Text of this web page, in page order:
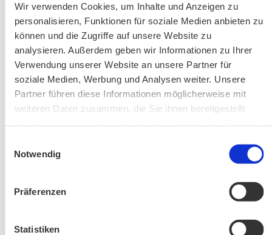
Wir verwenden Cookies, um Inhalte und Anzeigen zu
personalisieren, Funktionen für soziale Medien anbieten zu
können und die Zugriffe auf unsere Website zu
analysieren. Außerdem geben wir Informationen zu Ihrer
Verwendung unserer Website an unsere Partner für
soziale Medien, Werbung und Analysen weiter. Unsere
Partner führen diese Informationen möglicherweise mit
weiteren Daten zusammen, die Sie ihnen bereitgestellt
Notwendig
Präferenzen
Statistiken
Achtung:Bandansage mit aktuellen
Änderungen
Donnerstag vor der Veranstaltung.
Bitte beachten Sie unsere Hinweise zu
Bergausrüstung
Fahrkarten
Kontakt-Telefonnummern
AKTUELLE ÄNDERUNGEN BEIM BILDUNGSWERK:
Aktuelle Änderungen bei unseren Exkursionen